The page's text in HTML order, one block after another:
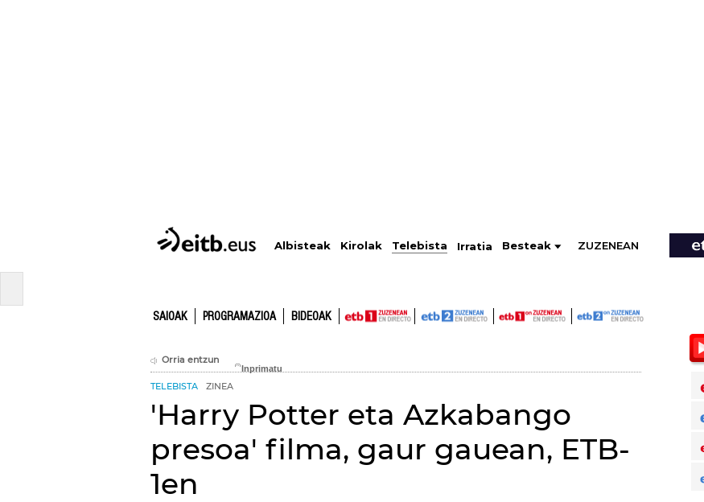
Albisteak Kirolak Telebista Irratia Besteak ZUZENEAN
SAIOAK PROGRAMAZIOA BIDEOAK
Orria entzun
TELEBISTA ZINEA
'Harry Potter eta Azkabango
presoa' filma, gaur gauean, ETB-
1en